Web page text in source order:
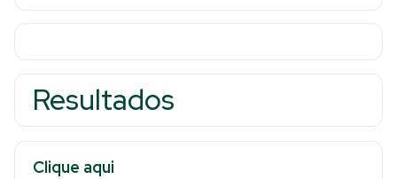
Resultados
Clique aqui